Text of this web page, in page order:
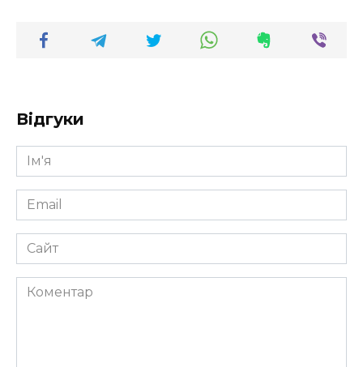
Відгуки
Ім'я
*
Email
*
Сайт
Коментар